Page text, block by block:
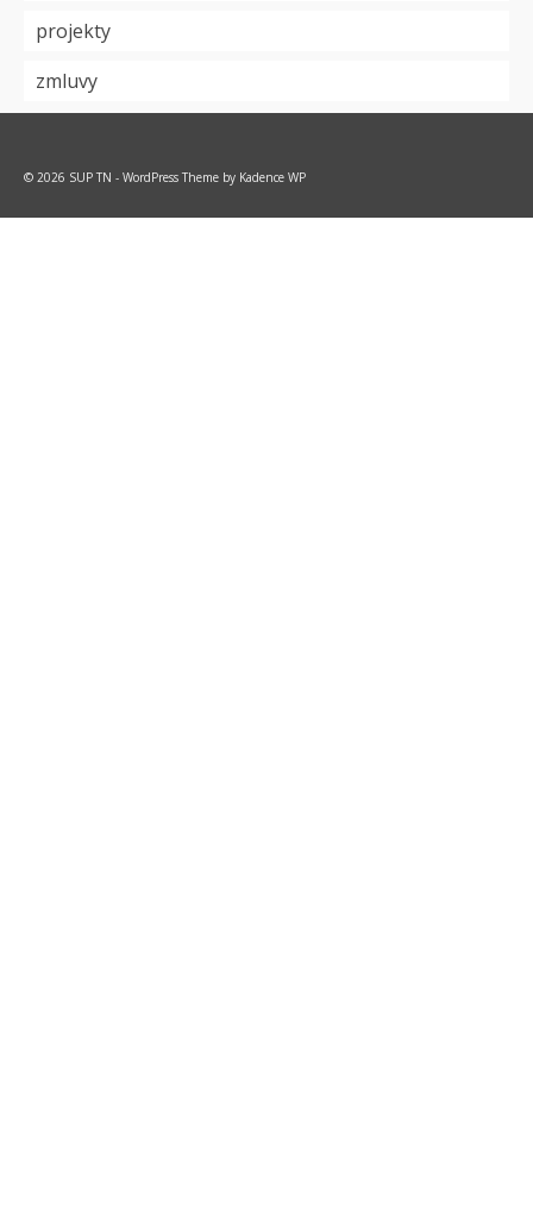
projekty
zmluvy
© 2026 SUP TN - WordPress Theme by Kadence WP